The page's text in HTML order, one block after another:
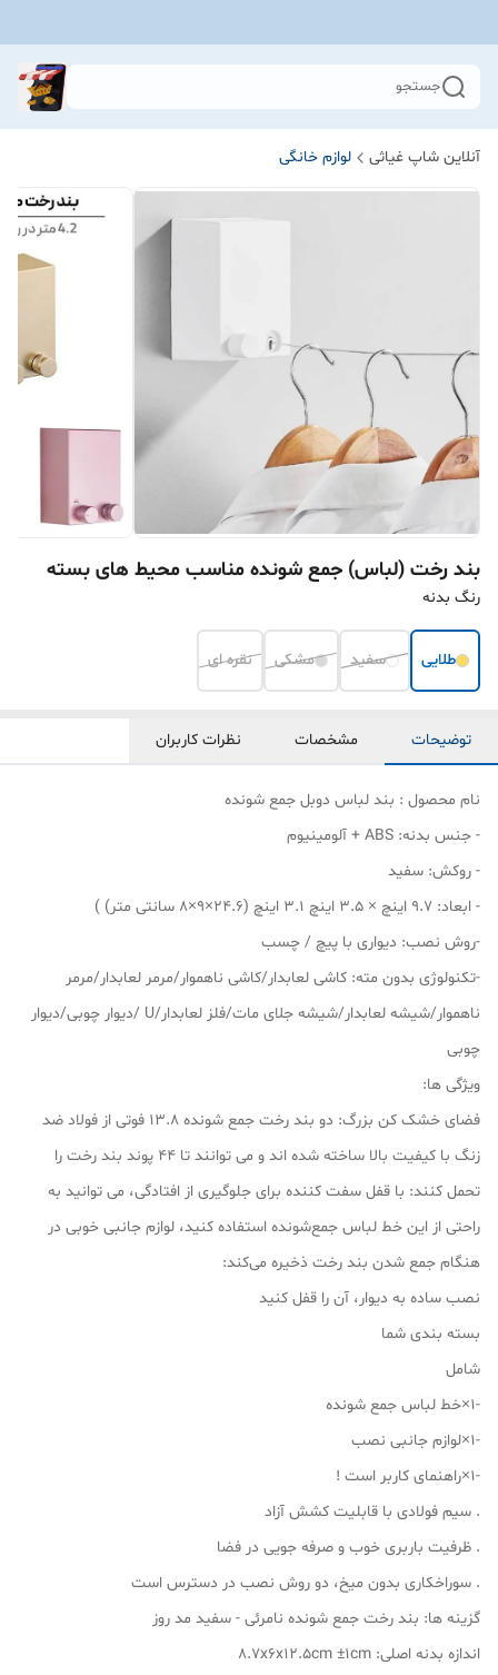
جستجو
آنلاین شاپ غیاثی لوازم خانگی
بند رخت (لباس) جمع شونده مناسب محیط های بسته
رنگ بدنه
طلایی سفید مشکی نقره ای
توضیحات مشخصات نظرات کاربران
نام محصول : بند لباس دوبل جمع شونده
- جنس بدنه: ABS + آلومینیوم
- روکش: سفید
- ابعاد: 9.7 اینچ × 3.5 اینچ 3.1 اینچ (24.6×9×8 سانتی متر) )
-روش نصب: دیواری با پیچ / چسب
-تکنولوژی بدون مته: کاشی لعابدار/کاشی ناهموار/مرمر لعابدار/مرمر
ناهموار/شیشه لعابدار/شیشه جلای مات/فلز لعابدار/U /دیوار چوبی/دیوار
چوبی
ویژگی ها:
فضای خشک کن بزرگ: دو بند رخت جمع شونده 13.8 فوتی از فولاد ضد
زنگ با کیفیت بالا ساخته شده اند و می توانند تا 44 پوند بند رخت را
تحمل کنند: با قفل سفت کننده برای جلوگیری از افتادگی، می توانید به
راحتی از این خط لباس جمع‌شونده استفاده کنید، لوازم جانبی خوبی در
هنگام جمع شدن بند رخت ذخیره می‌کند:
نصب ساده به دیوار، آن را قفل کنید
بسته بندی شما
شامل
-1×خط لباس جمع شونده
-1×لوازم جانبی نصب
-1×راهنمای کاربر است !
. سیم فولادی با قابلیت کشش آزاد
. ظرفیت باربری خوب و صرفه جویی در فضا
. سوراخکاری بدون میخ، دو روش نصب در دسترس است
گزینه ها: بند رخت جمع شونده نامرئی - سفید مد روز
اندازه بدنه اصلی: 8.7x6x12.5cm ±1cm